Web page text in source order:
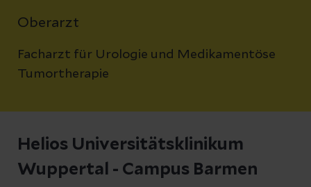
Oberarzt
Facharzt für Urologie und Medikamentöse
Tumortherapie
Helios Universitätsklinikum
Wuppertal - Campus Barmen